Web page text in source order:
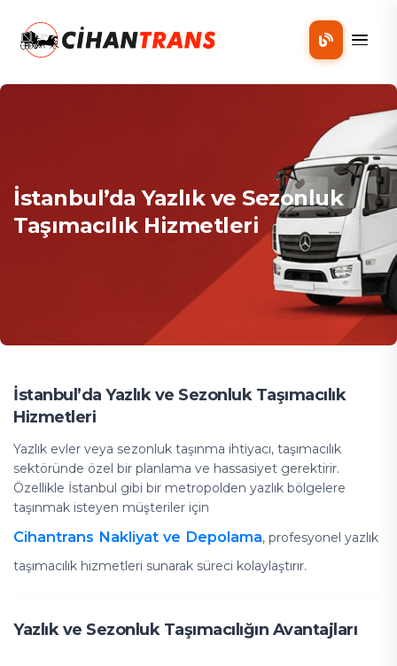
Mobil
İstanbul’da Yazlık ve Sezonluk
Taşımacılık Hizmetleri
İstanbul’da Yazlık ve Sezonluk Taşımacılık
Hizmetleri
Yazlık evler veya sezonluk taşınma ihtiyacı, taşımacılık
sektöründe özel bir planlama ve hassasiyet gerektirir.
Özellikle İstanbul gibi bir metropolden yazlık bölgelere
taşınmak isteyen müşteriler için
Cihantrans Nakliyat ve Depolama, profesyonel yazlık
taşımacılık hizmetleri sunarak süreci kolaylaştırır.
Yazlık ve Sezonluk Taşımacılığın Avantajları